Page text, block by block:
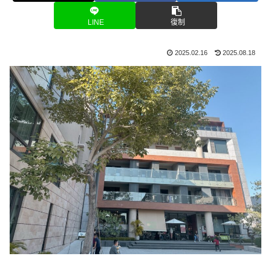
LINE 復制
2025.02.16 2025.08.18